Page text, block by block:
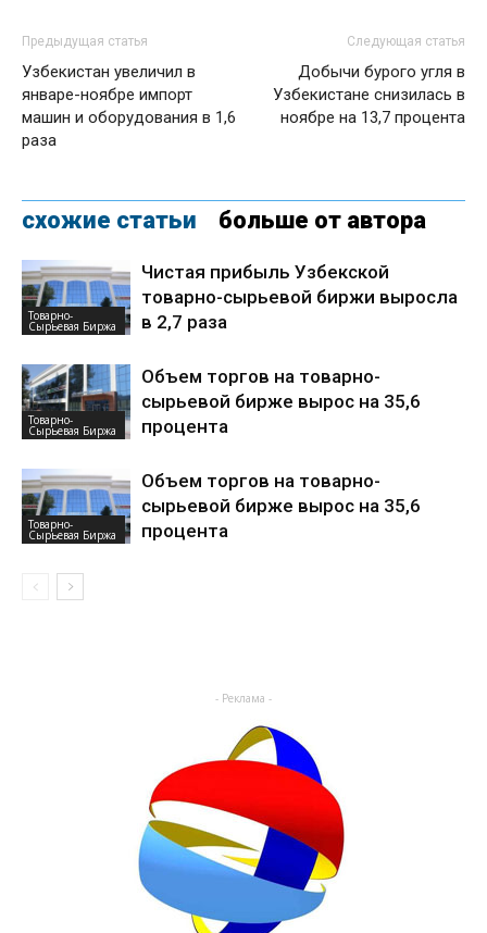
Предыдущая статья
Узбекистан увеличил в
январе-ноябре импорт
машин и оборудования в 1,6
раза
Следующая статья
Добычи бурого угля в
Узбекистане снизилась в
ноябре на 13,7 процента
схожие статьи больше от автора
Товарно-
Сырьевая Биржа
Чистая прибыль Узбекской
товарно-сырьевой биржи выросла
в 2,7 раза
Товарно-
Сырьевая Биржа
Объем торгов на товарно-
сырьевой бирже вырос на 35,6
процента
Товарно-
Сырьевая Биржа
Объем торгов на товарно-
сырьевой бирже вырос на 35,6
процента
- Реклама -